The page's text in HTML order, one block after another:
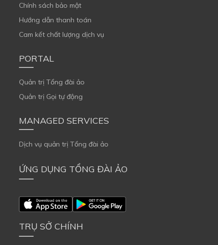
Chính sách bảo mật
Hướng dẫn thanh toán
Cam kết chất lượng dịch vụ
PORTAL
Quản trị Tổng đài ảo
Quản trị Gọi tự động
MANAGED SERVICES
Dịch vụ quản trị Tổng đài ảo
ỨNG DỤNG TỔNG ĐÀI ẢO
TRỤ SỞ CHÍNH